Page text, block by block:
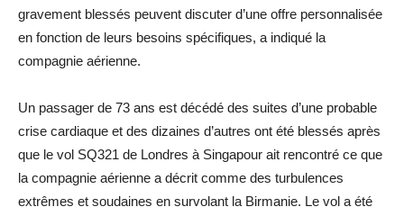
gravement blessés peuvent discuter d’une offre personnalisée
en fonction de leurs besoins spécifiques, a indiqué la
compagnie aérienne.
Un passager de 73 ans est décédé des suites d’une probable
crise cardiaque et des dizaines d’autres ont été blessés après
que le vol SQ321 de Londres à Singapour ait rencontré ce que
la compagnie aérienne a décrit comme des turbulences
extrêmes et soudaines en survolant la Birmanie. Le vol a été